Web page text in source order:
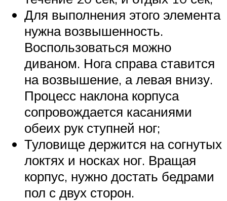
Для выполнения этого элемента
нужна возвышенность.
Воспользоваться можно
диваном. Нога справа ставится
на возвышение, а левая внизу.
Процесс наклона корпуса
сопровождается касаниями
обеих рук ступней ног;
Туловище держится на согнутых
локтях и носках ног. Вращая
корпус, нужно достать бедрами
пол с двух сторон.